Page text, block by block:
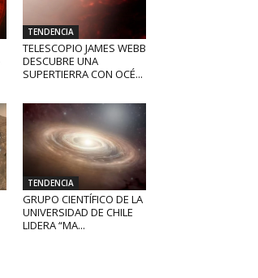
TENDENCIA
TELESCOPIO JAMES WEBB
DESCUBRE UNA
SUPERTIERRA CON OCÉ...
TENDENCIA
GRUPO CIENTÍFICO DE LA
UNIVERSIDAD DE CHILE
LIDERA “MA...